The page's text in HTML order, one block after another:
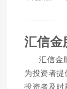
汇信金
汇信金
为投资者
投资者及